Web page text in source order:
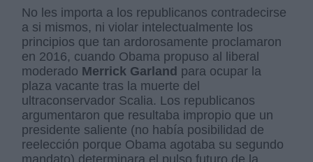
No les importa a los republicanos contradecirse
a si mismos, ni violar intelectualmente los
principios que tan ardorosamente proclamaron
en 2016, cuando Obama propuso al liberal
moderado Merrick Garland para ocupar la
plaza vacante tras la muerte del
ultraconservador Scalia. Los republicanos
argumentaron que resultaba impropio que un
presidente saliente (no había posibilidad de
reelección porque Obama agotaba su segundo